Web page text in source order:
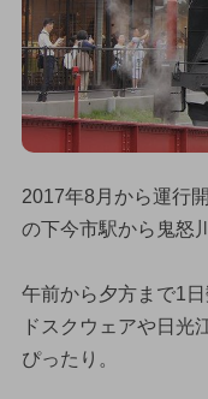
2017年8月から運行
の下今市駅から鬼怒
午前から夕方まで1
ドスクウェアや日光
ぴったり。